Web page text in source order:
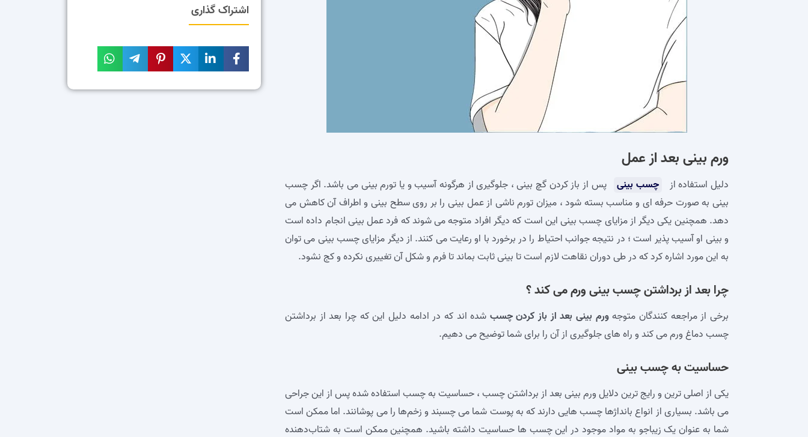
ورم بینی بعد از عمل
دلیل استفاده از چسب بینی
پس از باز کردن گچ بینی ، جلوگیری از هرگونه آسیب و یا تورم بینی می‌ باشد. اگر چسب
بینی به صورت حرفه‌ ای و مناسب بسته شود ، میزان تورم ناشی از عمل بینی را بر روی سطح بینی و اطراف آن کاهش می‌
دهد. همچنین یکی دیگر از مزایای چسب بینی این است که دیگر افراد متوجه می‌ شوند که فرد عمل بینی انجام داده است
و بینی او آسیب‌ پذیر است ؛ در نتیجه جوانب احتیاط را در برخورد با او رعایت می‌ کنند. از دیگر مزایای چسب بینی می‌ توان
به این مورد اشاره کرد که در طی دوران نقاهت لازم است تا بینی ثابت بماند تا فرم و شکل آن تغییری نکرده و کج نشود.
چرا بعد از برداشتن چسب بینی ورم می کند ؟
برخی از مراجعه کنندگان متوجهورم بینی بعد از باز کردن چسب شده‌ اند که در ادامه دلیل این که چرا بعد از برداشتن
چسب دماغ ورم می کند و راه‌ های جلوگیری از آن را برای شما توضیح می‌ دهیم.
حساسیت به چسب بینی
یکی از اصلی‌ ترین و رایج‌ ترین دلایل ورم بینی بعد از برداشتن چسب ، حساسیت به چسب استفاده شده پس از این جراحی
می‌ باشد. بسیاری از انواع بانداژها چسب هایی دارند که به پوست شما می چسبند و زخم‌ها را می پوشانند. اما ممکن است
شما به عنوان یک زیباجو به مواد موجود در این چسب‌ ها حساسیت داشته باشید. همچنین ممکن است به شتاب‌دهنده‌
اشتراک گذاری